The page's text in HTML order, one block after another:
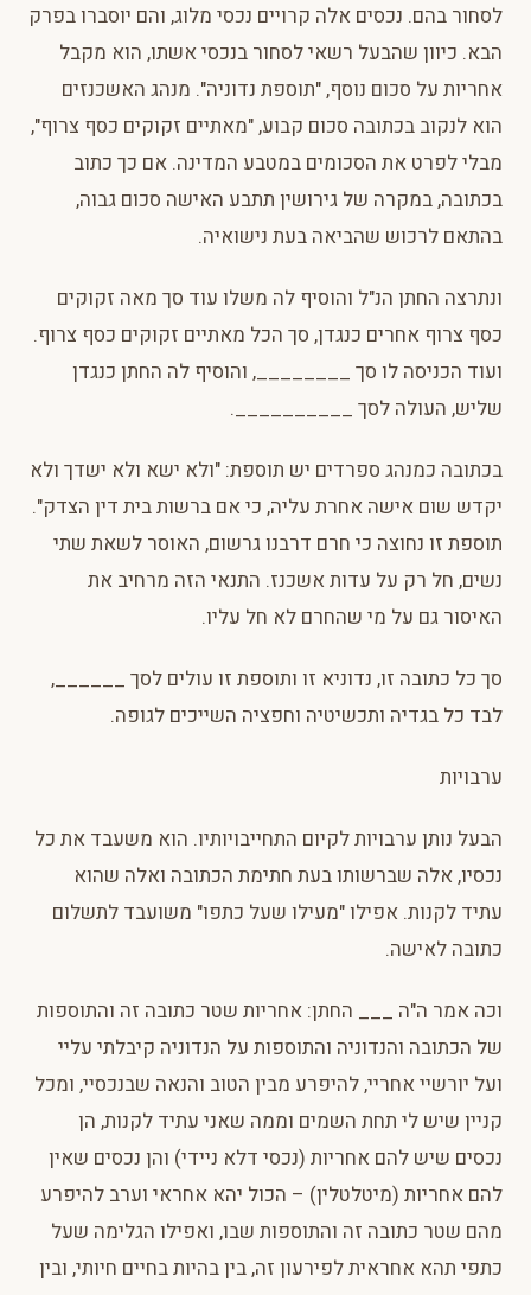
לסחור בהם. נכסים אלה קרויים נכסי מלוג, והם יוסברו בפרק
הבא. כיוון שהבעל רשאי לסחור בנכסי אשתו, הוא מקבל
אחריות על סכום נוסף, "תוספת נדוניה". מנהג האשכנזים
הוא לנקוב בכתובה סכום קבוע, "מאתיים זקוקים כסף צרוף",
מבלי לפרט את הסכומים במטבע המדינה. אם כך כתוב
בכתובה, במקרה של גירושין תתבע האישה סכום גבוה,
בהתאם לרכוש שהביאה בעת נישואיה.
ונתרצה החתן הנ"ל והוסיף לה משלו עוד סך מאה זקוקים
כסף צרוף אחרים כנגדן, סך הכל מאתיים זקוקים כסף צרוף.
ועוד הכניסה לו סך ________, והוסיף לה החתן כנגדן
שליש, העולה לסך __________.
בכתובה כמנהג ספרדים יש תוספת: "ולא ישא ולא ישדך ולא
יקדש שום אישה אחרת עליה, כי אם ברשות בית דין הצדק".
תוספת זו נחוצה כי חרם דרבנו גרשום, האוסר לשאת שתי
נשים, חל רק על עדות אשכנז. התנאי הזה מרחיב את
האיסור גם על מי שהחרם לא חל עליו.
סך כל כתובה זו, נדוניא זו ותוספת זו עולים לסך ______,
לבד כל בגדיה ותכשיטיה וחפציה השייכים לגופה.
ערבויות
הבעל נותן ערבויות לקיום התחייבויותיו. הוא משעבד את כל
נכסיו, אלה שברשותו בעת חתימת הכתובה ואלה שהוא
עתיד לקנות. אפילו "מעילו שעל כתפו" משועבד לתשלום
כתובה לאישה.
וכה אמר ה"ה ___ החתן: אחריות שטר כתובה זה והתוספות
של הכתובה והנדוניה והתוספות על הנדוניה קיבלתי עליי
ועל יורשיי אחריי, להיפרע מבין הטוב והנאה שבנכסיי, ומכל
קניין שיש לי תחת השמים וממה שאני עתיד לקנות, הן
נכסים שיש להם אחריות (נכסי דלא ניידי) והן נכסים שאין
להם אחריות (מיטלטלין) – הכול יהא אחראי וערב להיפרע
מהם שטר כתובה זה והתוספות שבו, ואפילו הגלימה שעל
כתפי תהא אחראית לפירעון זה, בין בהיות בחיים חיותי, ובין